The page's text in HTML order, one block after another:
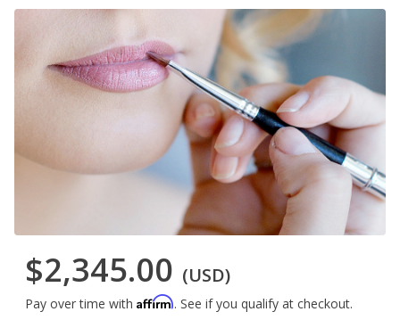
$2,345.00 (USD)
Pay over time with Affirm. See if you qualify at checkout.